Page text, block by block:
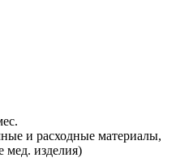
и расходные материалы,
мед. изделия)